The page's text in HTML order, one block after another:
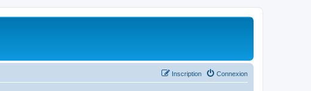
Connexion
Inscription